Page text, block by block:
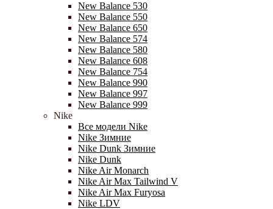
New Balance 530
New Balance 550
New Balance 650
New Balance 574
New Balance 580
New Balance 608
New Balance 754
New Balance 990
New Balance 997
New Balance 999
Nike
Все модели Nike
Nike Зимние
Nike Dunk Зимние
Nike Dunk
Nike Air Monarch
Nike Air Max Tailwind V
Nike Air Max Furyosa
Nike LDV